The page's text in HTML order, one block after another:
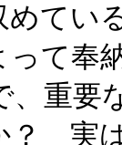
めてい
って奉
重要
？ 実